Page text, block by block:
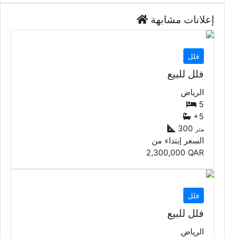
إعلانات مشابهة
فلل
فلل للبيع
الرياض
5
+5
300 متر
السعر إبتداء من
2,300,000 QAR
فلل
فلل للبيع
الرياض